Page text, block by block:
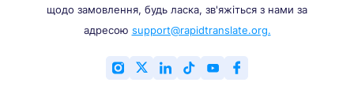
щодо замовлення, будь ласка, зв'яжіться з нами за
адресою support@rapidtranslate.org.